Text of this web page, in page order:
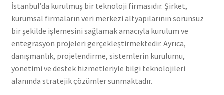
İstanbul’da kurulmuş bir teknoloji firmasıdır. Şirket,
kurumsal firmaların veri merkezi altyapılarının sorunsuz
bir şekilde işlemesini sağlamak amacıyla kurulum ve
entegrasyon projeleri gerçekleştirmektedir. Ayrıca,
danışmanlık, projelendirme, sistemlerin kurulumu,
yönetimi ve destek hizmetleriyle bilgi teknolojileri
alanında stratejik çözümler sunmaktadır.